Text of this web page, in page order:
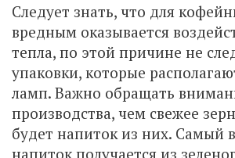
Следует знать, что для
вредным оказывается
тепла, по этой причине не
упаковки, которые
ламп. Важно обращать
производства, чем свежее
будет напиток из них. Самый
напиток получается из